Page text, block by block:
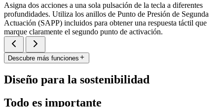
Asigna dos acciones a una sola pulsación de la tecla a diferentes
profundidades. Utiliza los anillos de Punto de Presión de Segunda
Actuación (SAPP) incluidos para obtener una respuesta táctil que
marque claramente el segundo punto de activación.
Descubre más funciones
Diseño para la sostenibilidad
Todo es importante